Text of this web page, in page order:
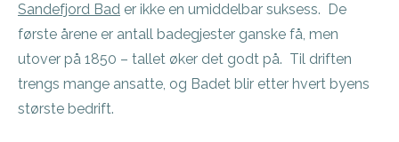
Sandefjord Bad er ikke en umiddelbar suksess. De
første årene er antall badegjester ganske få, men
utover på 1850 – tallet øker det godt på. Til driften
trengs mange ansatte, og Badet blir etter hvert byens
største bedrift.